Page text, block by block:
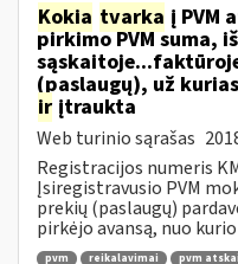
Kokia tvarka į PVM
pirkimo PVM suma,
(paslaugų), už
ir įtraukta
Web turinio sąrašas
Registracijos numeris
Įsiregistravusio PVM
prekių (paslaugų)
pirkėjo avansą, nuo kurio
pvm reikalavimai pvm